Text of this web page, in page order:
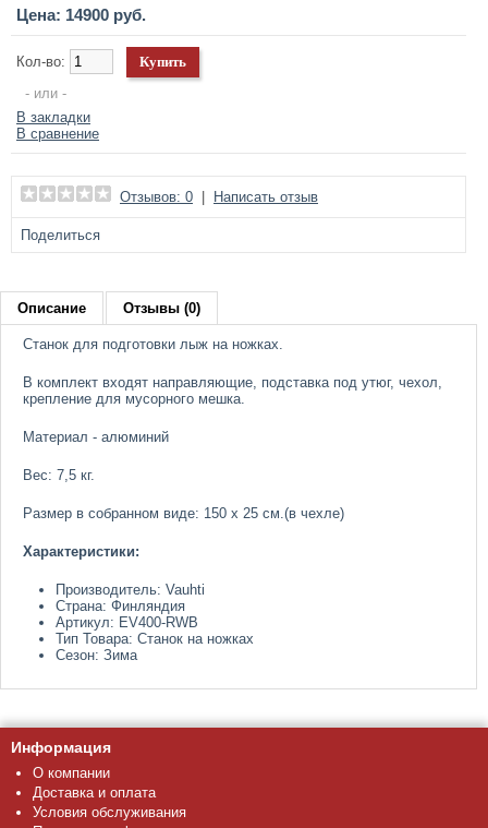
Цена: 14900 руб.
Кол-во:
- или -
В закладки
В сравнение
Отзывов: 0 Написать отзыв
Поделиться
Описание Отзывы (0)
Станок для подготовки лыж на ножках.
В комплект входят направляющие, подставка под утюг, чехол,
крепление для мусорного мешка.
Материал - алюминий
Вес: 7,5 кг.
Размер в собранном виде: 150 х 25 см.(в чехле)
Характеристики:
Производитель: Vauhti
Страна: Финляндия
Артикул: EV400-RWB
Тип Товара: Станок на ножках
Сезон: Зима
Информация
О компании
Доставка и оплата
Условия обслуживания